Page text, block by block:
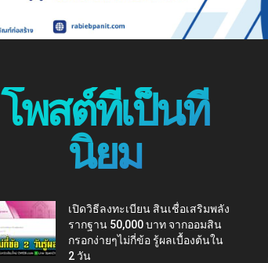
โพสต์ที่เป็นที่
นิยม
เปิดวิธีลงทะเบียน สินเชื่อเสริมพลัง
รากฐาน 50,000 บาท จากออมสิน
กรอกง่ายๆไม่กี่ข้อ รู้ผลเบื้องต้นใน
2 วัน